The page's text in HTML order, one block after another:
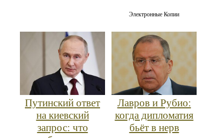
Электронные Копии
Путинский ответ
на киевский
запрос: что
Лавров и Рубио:
когда дипломатия
бьёт в нерв